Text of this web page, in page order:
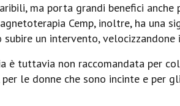
ma porta grandi benefici anche
Cemp, inoltre, ha una
subire un intervento,
è tuttavia non raccomandata per
per le donne che sono incinte e per